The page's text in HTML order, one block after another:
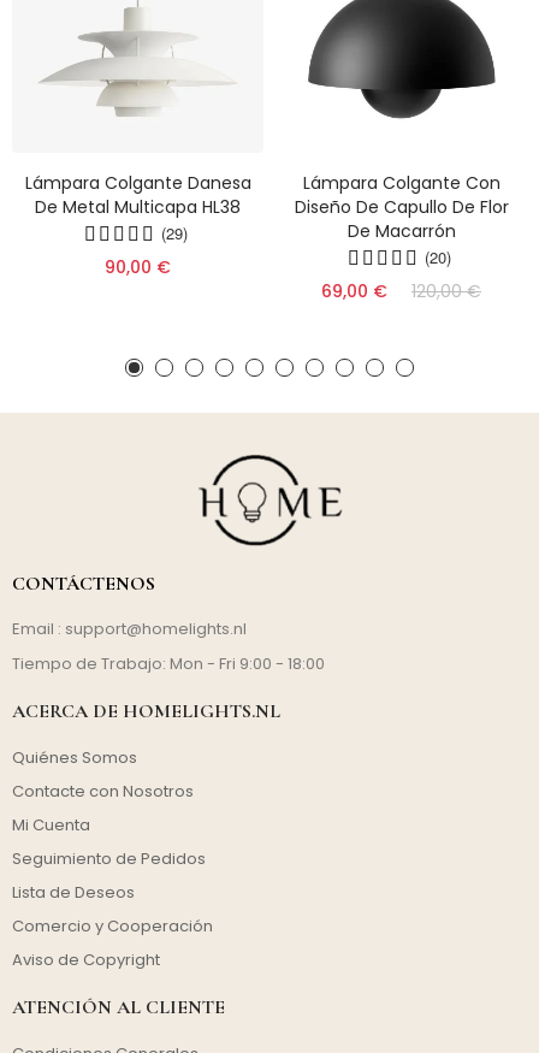
Lámpara Colgante Danesa
De Metal Multicapa HL38
(29)
90,00 €
Lámpara Colgante Con
Diseño De Capullo De Flor
De Macarrón
(20)
69,00 € 120,00 €
CONTÁCTENOS
Email : support@homelights.nl
Tiempo de Trabajo: Mon - Fri 9:00 - 18:00
ACERCA DE HOMELIGHTS.NL
Quiénes Somos
Contacte con Nosotros
Mi Cuenta
Seguimiento de Pedidos
Lista de Deseos
Comercio y Cooperación
Aviso de Copyright
ATENCIÓN AL CLIENTE